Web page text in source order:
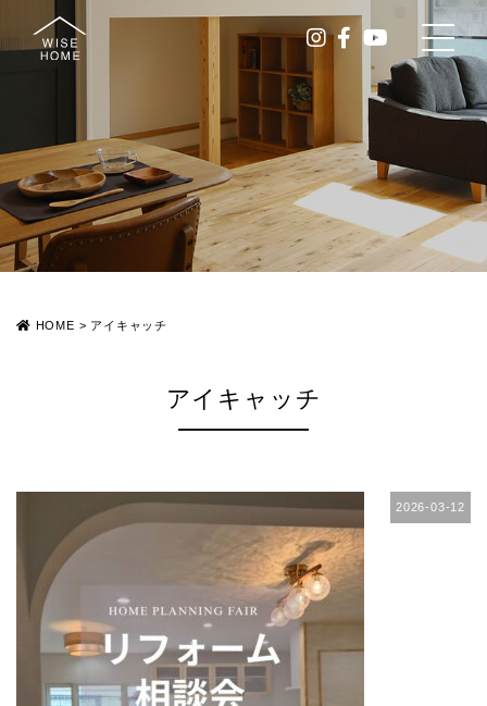
HOME > アイキャッチ
アイキャッチ
2026-03-12